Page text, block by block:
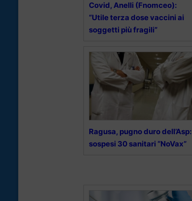
Covid, Anelli (Fnomceo):
“Utile terza dose vaccini ai
soggetti più fragili”
Ragusa, pugno duro dell’Asp:
sospesi 30 sanitari “NoVax”